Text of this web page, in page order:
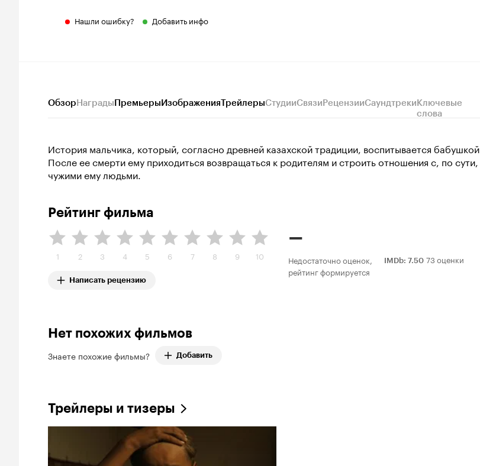
Нашли ошибку? Добавить инфо
ОбзорНаградыПремьерыИзображенияТрейлерыСтудииСвязиРецензииСаундтрекиКлючевые
слова
История мальчика, который, согласно древней казахской традиции, воспитывается бабушкой.
После ее смерти ему приходиться возвращаться к родителям и строить отношения с, по сути,
чужими ему людьми.
Рейтинг фильма
1 2 3 4 5 6 7 8 9 10
Написать рецензию
–
Недостаточно оценок,
рейтинг формируется
IMDb: 7.50 73 оценки
Нет похожих фильмов
Знаете похожие фильмы? Добавить
Трейлеры и тизеры